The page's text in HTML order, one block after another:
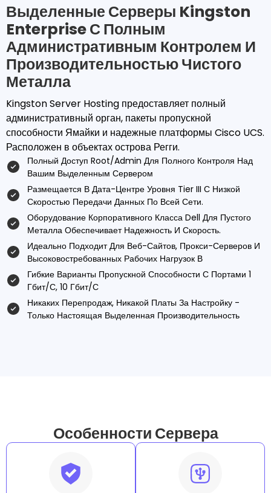
Выделенные Серверы Kingston
Enterprise С Полным
Административным Контролем И
Производительностью Чистого
Металла
Kingston Server Hosting предоставляет полный
административный орган, пакеты пропускной
способности Ямайки и надежные платформы Cisco UCS.
Расположен в объектах острова Регги.
Полный Доступ Root/admin Для Полного Контроля Над
Вашим Выделенным Сервером
Размещается В Дата-Центре Уровня Tier III С Низкой
Скоростью Передачи Данных По Всей Сети.
Оборудование Корпоративного Класса Dell Для Пустого
Металла Обеспечивает Надежность И Скорость.
Идеально Подходит Для Веб-Сайтов, Прокси-Серверов И
Высоковостребованных Рабочих Нагрузок В
Гибкие Варианты Пропускной Способности С Портами 1
Гбит/с, 10 Гбит/с
Никаких Перепродаж, Никакой Платы За Настройку -
Только Настоящая Выделенная Производительность
Особенности Сервера